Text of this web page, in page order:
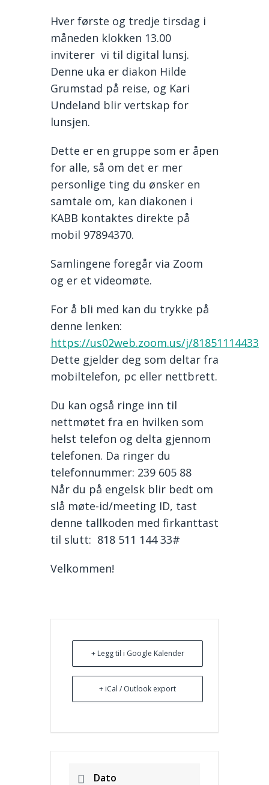
Hver første og tredje tirsdag i
måneden klokken 13.00
inviterer vi til digital lunsj.
Denne uka er diakon Hilde
Grumstad på reise, og Kari
Undeland blir vertskap for
lunsjen.
Dette er en gruppe som er åpen
for alle, så om det er mer
personlige ting du ønsker en
samtale om, kan diakonen i
KABB kontaktes direkte på
mobil 97894370.
Samlingene foregår via Zoom
og er et videomøte.
For å bli med kan du trykke på
denne lenken:
https://us02web.zoom.us/j/81851114433
Dette gjelder deg som deltar fra
mobiltelefon, pc eller nettbrett.
Du kan også ringe inn til
nettmøtet fra en hvilken som
helst telefon og delta gjennom
telefonen. Da ringer du
telefonnummer: 239 605 88
Når du på engelsk blir bedt om
slå møte-id/meeting ID, tast
denne tallkoden med firkanttast
til slutt: 818 511 144 33#
Velkommen!
+ Legg til i Google Kalender
+ iCal / Outlook export
Dato